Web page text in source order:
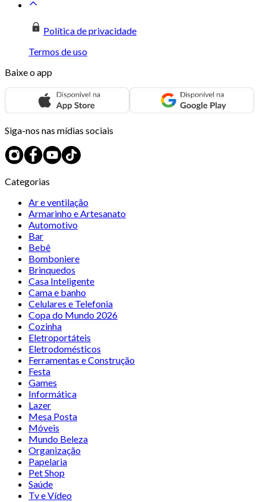
Política de privacidade
Termos de uso
Baixe o app
Siga-nos nas mídias sociais
Categorias
Ar e ventilação
Armarinho e Artesanato
Automotivo
Bar
Bebê
Bomboniere
Brinquedos
Casa Inteligente
Cama e banho
Celulares e Telefonia
Copa do Mundo 2026
Cozinha
Eletroportáteis
Eletrodomésticos
Ferramentas e Construção
Festa
Games
Informática
Lazer
Mesa Posta
Móveis
Mundo Beleza
Organização
Papelaria
Pet Shop
Saúde
Tv e Vídeo